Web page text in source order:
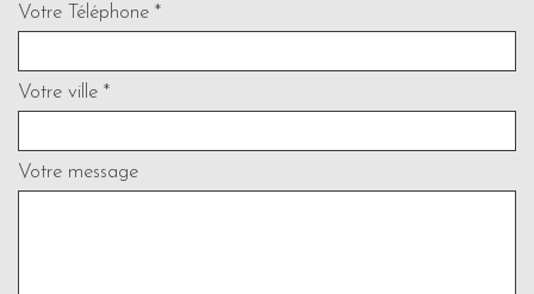
Votre Téléphone *
Votre ville *
Votre message